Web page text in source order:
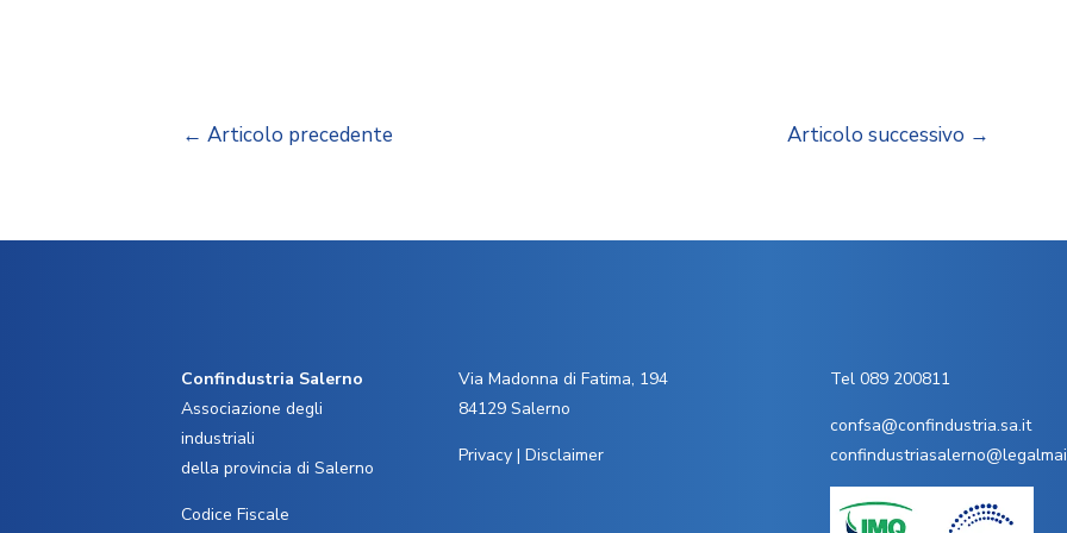
← Articolo precedente Articolo successivo →
Confindustria Salerno
Associazione degli
industriali
della provincia di Salerno
Codice Fiscale
Via Madonna di Fatima, 194
84129 Salerno
Privacy| Disclaimer
Tel 089 200811
confsa@confindustria.sa.it